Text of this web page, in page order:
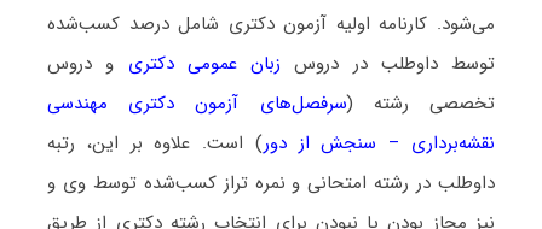
می‌شود. کارنامه اولیه آزمون دکتری شامل درصد کسب‌شده
توسط داوطلب در دروس زبان عمومی دکتری و دروس
تخصصی رشته (سرفصل‌های آزمون دکتری مهندسی
نقشه‌برداری – سنجش از دور) است. علاوه بر این، رتبه
داوطلب در رشته امتحانی و نمره تراز کسب‌شده توسط وی و
نیز مجاز بودن یا نبودن برای انتخاب رشته دکتری از طریق